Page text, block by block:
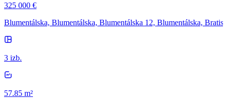
325 000 €
Blumentálska, Blumentálska, Blumentálska 12, Blumentálska,
3 izb.
57.85 m²